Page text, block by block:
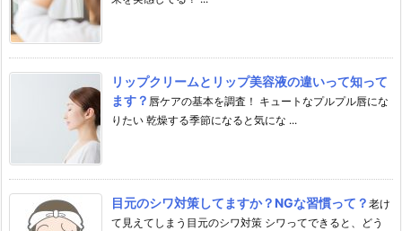
リップクリームとリップ美容液の違いって知って
ます？ 唇ケアの基本を調査！ キュートなプルプル唇にな
りたい 乾燥する季節になると気にな ...
目元のシワ対策してますか？NGな習慣って？ 老け
て見えてしまう目元のシワ対策 シワってできると、どう